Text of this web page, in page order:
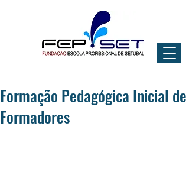
Formação Pedagógica Inicial de
Formadores